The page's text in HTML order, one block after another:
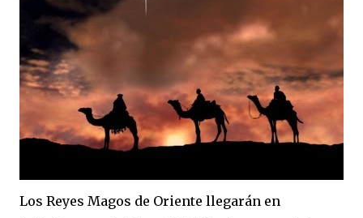
Los Reyes Magos de Oriente llegarán en